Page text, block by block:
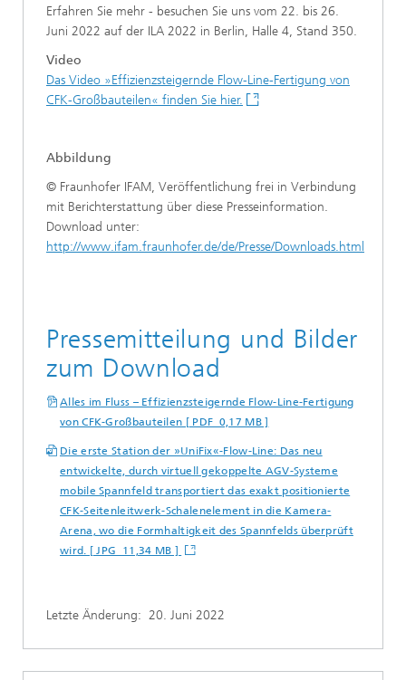
Erfahren Sie mehr - besuchen Sie uns vom 22. bis 26.
Juni 2022 auf der ILA 2022 in Berlin, Halle 4, Stand 350.
Video
Das Video »Effizienzsteigernde Flow-Line-Fertigung von
CFK-Großbauteilen« finden Sie hier.
Abbildung
© Fraunhofer IFAM, Veröffentlichung frei in Verbindung
mit Berichterstattung über diese Presseinformation.
Download unter:
http://www.ifam.fraunhofer.de/de/Presse/Downloads.html
Pressemitteilung und Bilder
zum Download
Alles im Fluss – Effizienzsteigernde Flow-Line-Fertigung
von CFK-Großbauteilen [ PDF 0,17 MB ]
Die erste Station der »UniFix«-Flow-Line: Das neu
entwickelte, durch virtuell gekoppelte AGV-Systeme
mobile Spannfeld transportiert das exakt positionierte
CFK-Seitenleitwerk-Schalenelement in die Kamera-
Arena, wo die Formhaltigkeit des Spannfelds überprüft
wird. [ JPG 11,34 MB ]
Letzte Änderung: 20. Juni 2022